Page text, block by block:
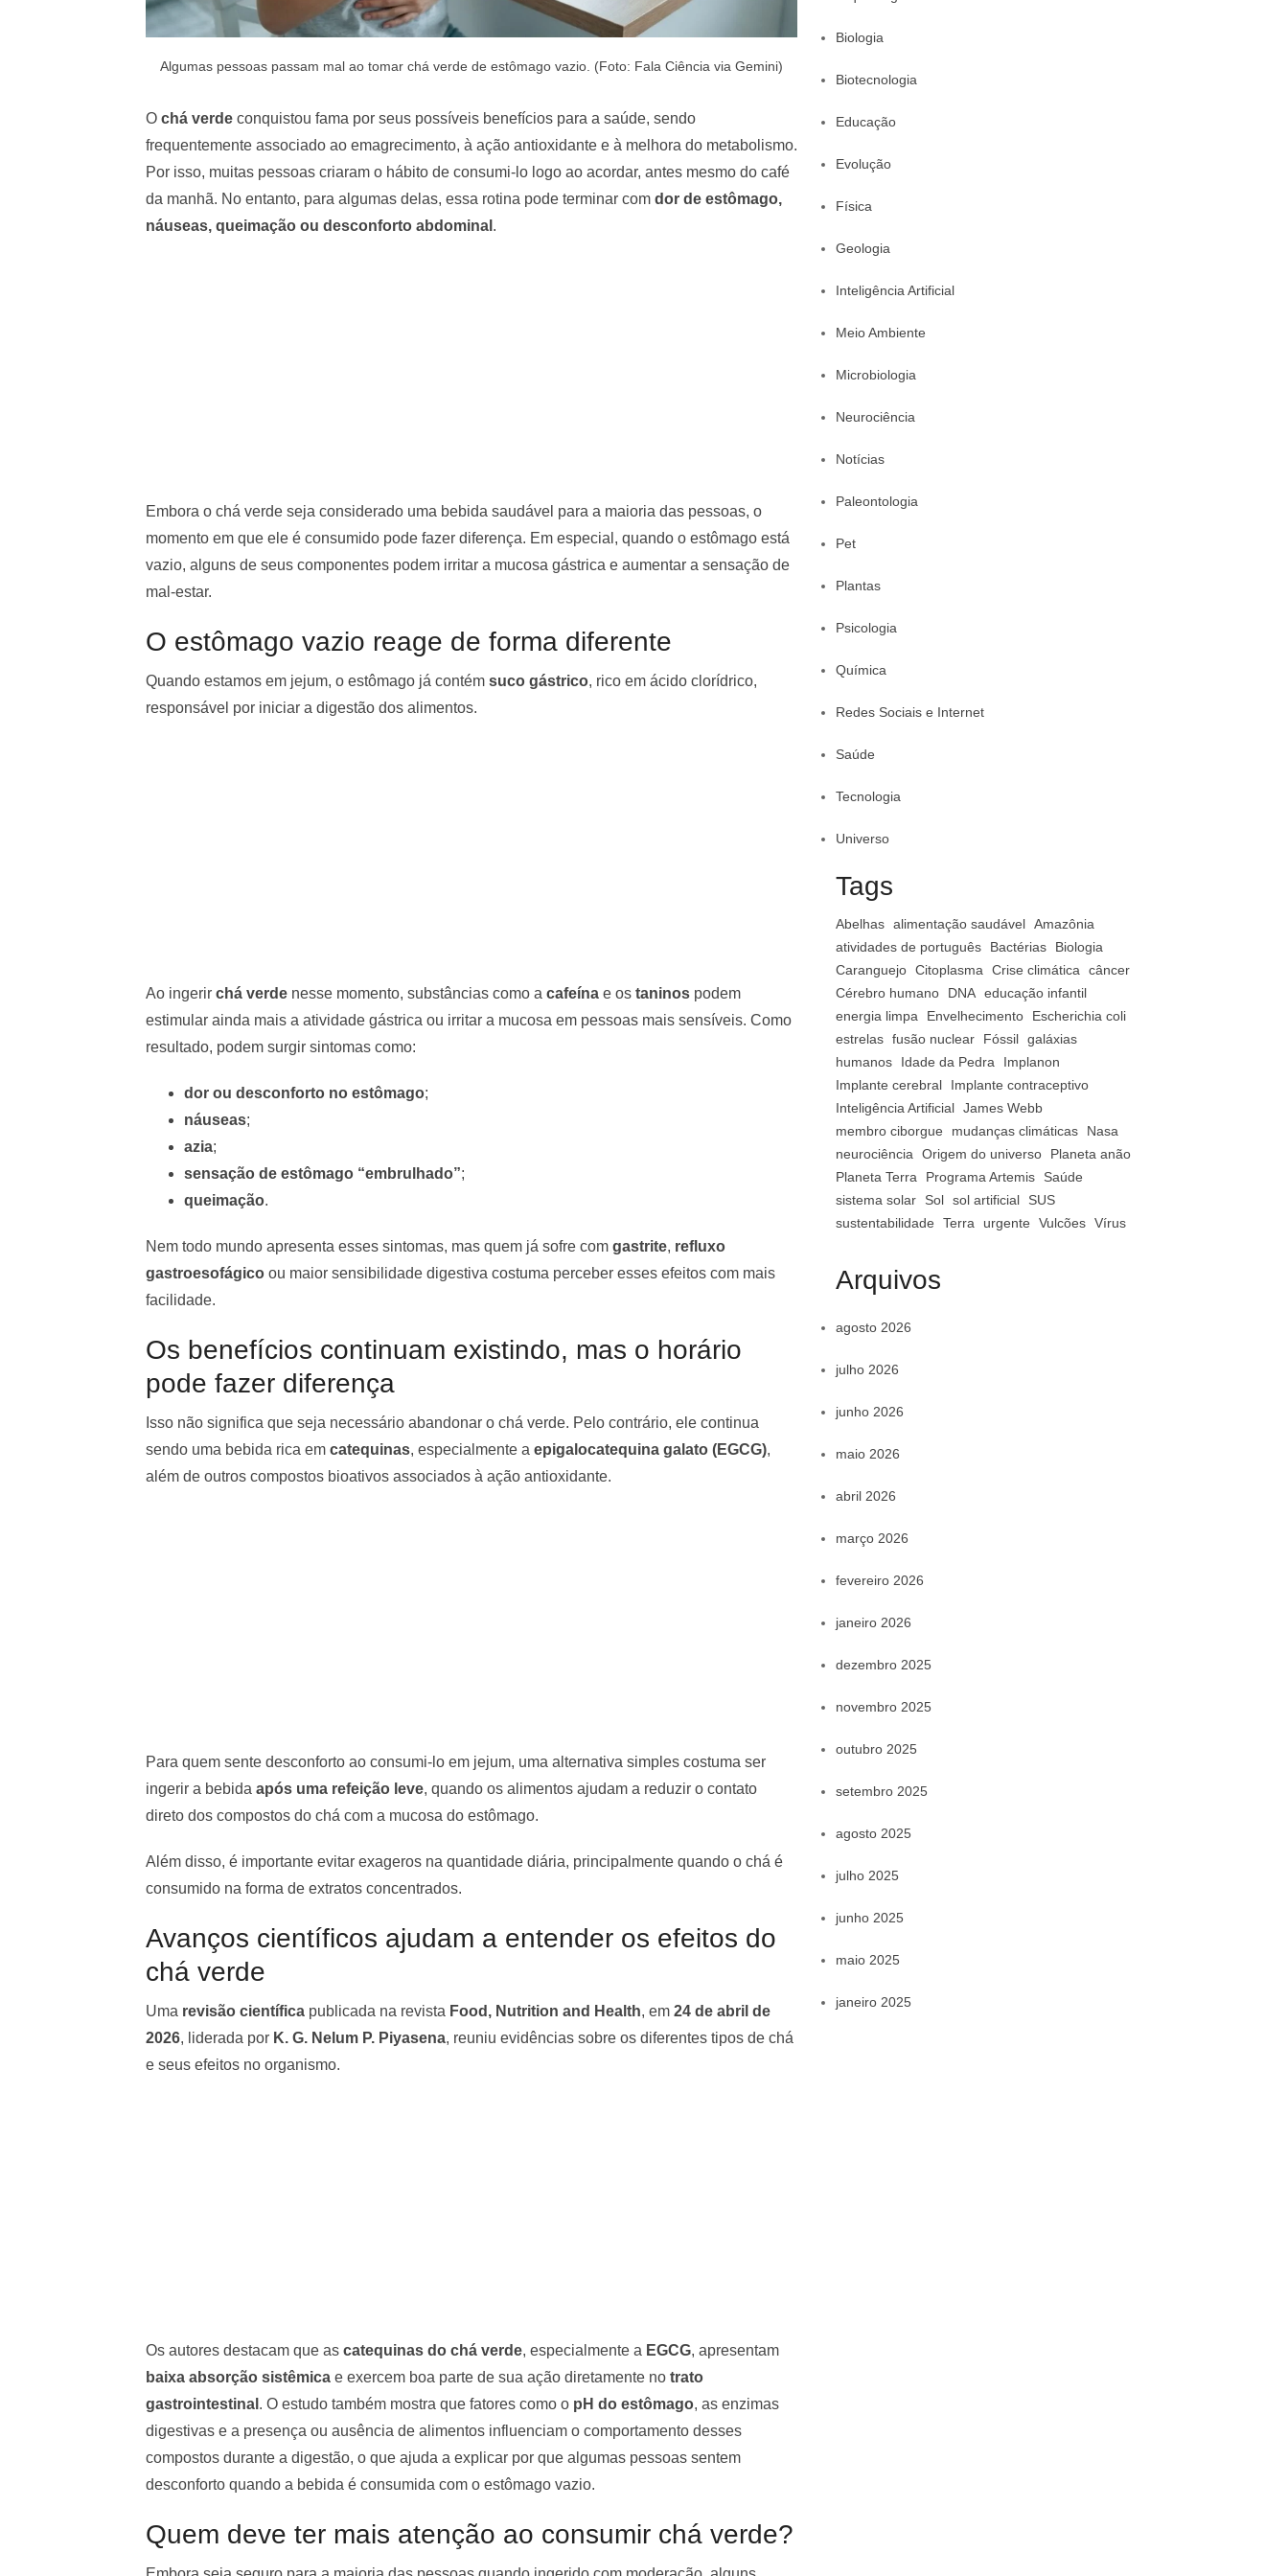
Algumas pessoas passam mal ao tomar chá verde de estômago vazio. (Foto: Fala Ciência via Gemini)
O chá verde conquistou fama por seus possíveis benefícios para a saúde, sendo
frequentemente associado ao emagrecimento, à ação antioxidante e à melhora do metabolismo.
Por isso, muitas pessoas criaram o hábito de consumi-lo logo ao acordar, antes mesmo do café
da manhã. No entanto, para algumas delas, essa rotina pode terminar com dor de estômago,
náuseas, queimação ou desconforto abdominal .
Embora o chá verde seja considerado uma bebida saudável para a maioria das pessoas, o
momento em que ele é consumido pode fazer diferença. Em especial, quando o estômago está
vazio, alguns de seus componentes podem irritar a mucosa gástrica e aumentar a sensação de
mal-estar.
O estômago vazio reage de forma diferente
Quando estamos em jejum, o estômago já contém suco gástrico, rico em ácido clorídrico,
responsável por iniciar a digestão dos alimentos.
Ao ingerir chá verde nesse momento, substâncias como a cafeína e os taninos podem
estimular ainda mais a atividade gástrica ou irritar a mucosa em pessoas mais sensíveis. Como
resultado, podem surgir sintomas como:
dor ou desconforto no estômago;
náuseas;
azia;
sensação de estômago “embrulhado”;
queimação.
Nem todo mundo apresenta esses sintomas, mas quem já sofre com gastrite, refluxo
gastroesofágico ou maior sensibilidade digestiva costuma perceber esses efeitos com mais
facilidade.
Os benefícios continuam existindo, mas o horário
pode fazer diferença
Isso não significa que seja necessário abandonar o chá verde. Pelo contrário, ele continua
sendo uma bebida rica em catequinas, especialmente a epigalocatequina galato (EGCG),
além de outros compostos bioativos associados à ação antioxidante.
Para quem sente desconforto ao consumi-lo em jejum, uma alternativa simples costuma ser
ingerir a bebida após uma refeição leve, quando os alimentos ajudam a reduzir o contato
direto dos compostos do chá com a mucosa do estômago.
Além disso, é importante evitar exageros na quantidade diária, principalmente quando o chá é
consumido na forma de extratos concentrados.
Avanços científicos ajudam a entender os efeitos do
chá verde
Uma revisão científica publicada na revista Food, Nutrition and Health, em 24 de abril de
2026, liderada por K. G. Nelum P. Piyasena, reuniu evidências sobre os diferentes tipos de chá
e seus efeitos no organismo.
Os autores destacam que as catequinas do chá verde, especialmente a EGCG, apresentam
baixa absorção sistêmica e exercem boa parte de sua ação diretamente no trato
gastrointestinal . O estudo também mostra que fatores como o pH do estômago, as enzimas
digestivas e a presença ou ausência de alimentos influenciam o comportamento desses
compostos durante a digestão, o que ajuda a explicar por que algumas pessoas sentem
desconforto quando a bebida é consumida com o estômago vazio.
Quem deve ter mais atenção ao consumir chá verde?
Biologia
Biotecnologia
Educação
Evolução
Física
Geologia
Inteligência Artificial
Meio Ambiente
Microbiologia
Neurociência
Notícias
Paleontologia
Pet
Plantas
Psicologia
Química
Redes Sociais e Internet
Saúde
Tecnologia
Universo
Tags
Abelhas alimentação saudável Amazônia
atividades de português
Bactérias
Biologia
Caranguejo Citoplasma Crise climática
câncer
Cérebro humano
DNA educação infantil
energia limpa
Envelhecimento
Escherichia coli
estrelas fusão nuclear Fóssil galáxias
humanos
Idade da Pedra
Implanon
Implante cerebral
Implante contraceptivo
Inteligência Artificial James Webb
membro ciborgue
mudanças climáticas
Nasa
neurociência
Origem do universo
Planeta anão
Planeta Terra
Programa Artemis
Saúde
sistema solar
Sol sol artificial
SUS
sustentabilidade
Terra urgente Vulcões Vírus
Arquivos
agosto 2026
julho 2026
junho 2026
maio 2026
abril 2026
março 2026
fevereiro 2026
janeiro 2026
dezembro 2025
novembro 2025
outubro 2025
setembro 2025
agosto 2025
julho 2025
junho 2025
maio 2025
janeiro 2025